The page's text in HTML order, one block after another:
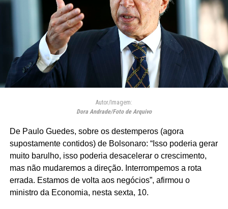
Autor/Imagem:
Dora Andrade/Foto de Arquivo
De Paulo Guedes, sobre os destemperos (agora
supostamente contidos) de Bolsonaro: “Isso poderia gerar
muito barulho, isso poderia desacelerar o crescimento,
mas não mudaremos a direção. Interrompemos a rota
errada. Estamos de volta aos negócios”, afirmou o
ministro da Economia, nesta sexta, 10.